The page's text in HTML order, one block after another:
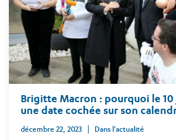
Brigitte Macron : pourquoi le
une date cochée sur son
décembre 22, 2023 Dans l'actualité